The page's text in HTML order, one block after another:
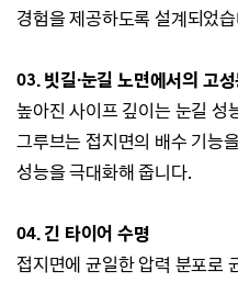
경험을 제공하도록 설계되었
03. 빗길·눈길 노면에서의 고
높아진 사이프 깊이는 눈길 성
그루브는 접지면의 배수 기능
성능을 극대화해 줍니다.
04. 긴 타이어 수명
접지면에 균일한 압력 분포로